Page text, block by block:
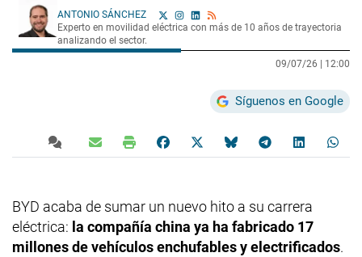
ANTONIO SÁNCHEZ
Experto en movilidad eléctrica con más de 10 años de trayectoria
analizando el sector.
09/07/26 | 12:00
Síguenos en Google
BYD acaba de sumar un nuevo hito a su carrera
eléctrica: la compañía china ya ha fabricado 17
millones de vehículos enchufables y electrificados.